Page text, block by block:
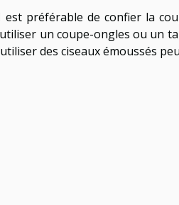
est préférable de confier la
un coupe-ongles ou un
des ciseaux émoussés